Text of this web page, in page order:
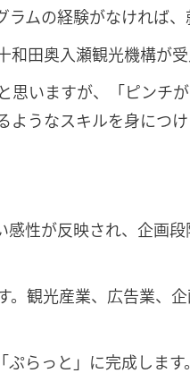
ムの経験がなければ
田奥入瀬観光機構が受
いますが、「ピンチ
うなスキルを身につけ
性が反映され、企画
観光産業、広告業、
らっと」に完成しま